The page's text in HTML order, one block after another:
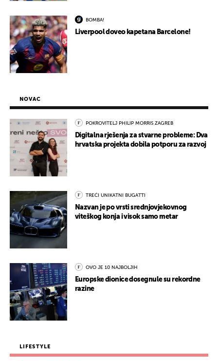
BOMBA!
Liverpool doveo kapetana Barcelone!
NOVAC
POKROVITELJ PHILIP MORRIS ZAGREB
Digitalna rješenja za stvarne probleme: Dva
hrvatska projekta dobila potporu za razvoj
TREĆI UNIKATNI BUGATTI
Nazvan je po vrsti srednjovjekovnog
viteškog konja i visok samo metar
OVO JE 10 NAJBOLJIH
Europske dionice dosegnule su rekordne
razine
LIFESTYLE